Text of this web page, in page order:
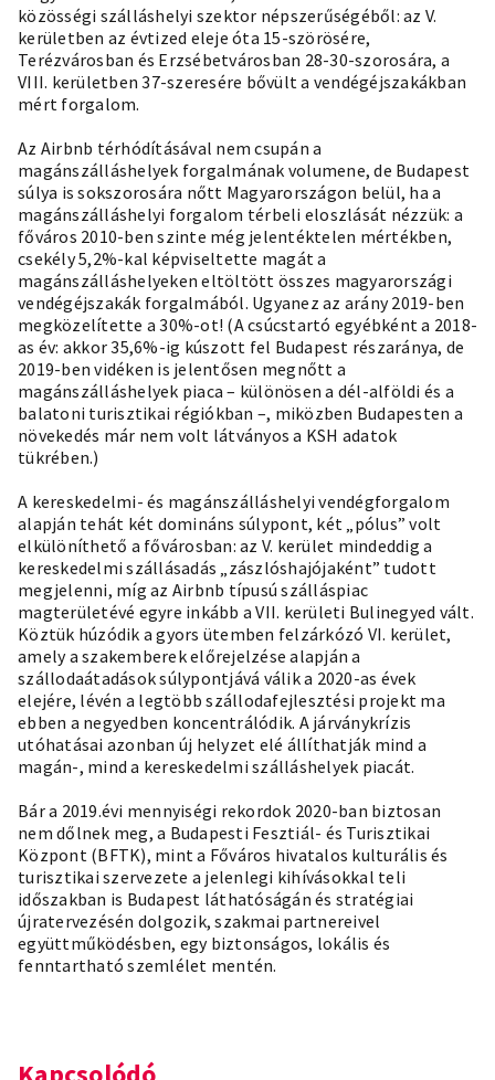
közösségi szálláshelyi szektor népszerűségéből: az V.
kerületben az évtized eleje óta 15-szörösére,
Terézvárosban és Erzsébetvárosban 28-30-szorosára, a
VIII. kerületben 37-szeresére bővült a vendégéjszakákban
mért forgalom.
Az Airbnb térhódításával nem csupán a
magánszálláshelyek forgalmának volumene, de Budapest
súlya is sokszorosára nőtt Magyarországon belül, ha a
magánszálláshelyi forgalom térbeli eloszlását nézzük: a
főváros 2010-ben szinte még jelentéktelen mértékben,
csekély 5,2%-kal képviseltette magát a
magánszálláshelyeken eltöltött összes magyarországi
vendégéjszakák forgalmából. Ugyanez az arány 2019-ben
megközelítette a 30%-ot! (A csúcstartó egyébként a 2018-
as év: akkor 35,6%-ig kúszott fel Budapest részaránya, de
2019-ben vidéken is jelentősen megnőtt a
magánszálláshelyek piaca – különösen a dél-alföldi és a
balatoni turisztikai régiókban –, miközben Budapesten a
növekedés már nem volt látványos a KSH adatok
tükrében.)
A kereskedelmi- és magánszálláshelyi vendégforgalom
alapján tehát két domináns súlypont, két „pólus” volt
elkülöníthető a fővárosban: az V. kerület mindeddig a
kereskedelmi szállásadás „zászlóshajójaként” tudott
megjelenni, míg az Airbnb típusú szálláspiac
magterületévé egyre inkább a VII. kerületi Bulinegyed vált.
Köztük húzódik a gyors ütemben felzárkózó VI. kerület,
amely a szakemberek előrejelzése alapján a
szállodaátadások súlypontjává válik a 2020-as évek
elejére, lévén a legtöbb szállodafejlesztési projekt ma
ebben a negyedben koncentrálódik. A járványkrízis
utóhatásai azonban új helyzet elé állíthatják mind a
magán-, mind a kereskedelmi szálláshelyek piacát.
Bár a 2019.évi mennyiségi rekordok 2020-ban biztosan
nem dőlnek meg, a Budapesti Fesztiál- és Turisztikai
Központ (BFTK), mint a Főváros hivatalos kulturális és
turisztikai szervezete a jelenlegi kihívásokkal teli
időszakban is Budapest láthatóságán és stratégiai
újratervezésén dolgozik, szakmai partnereivel
együttműködésben, egy biztonságos, lokális és
fenntartható szemlélet mentén.